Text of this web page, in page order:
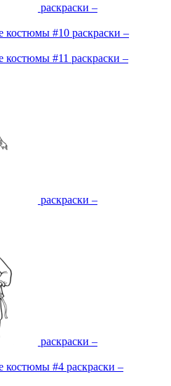
раскраски –
раскраски –
раскраски –
раскраски –
раскраски –
раскраски –